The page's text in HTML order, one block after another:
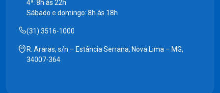
4ª: 8h às 22h
Sábado e domingo: 8h às 18h
(31) 3516-1000
R. Araras, s/n – Estância Serrana, Nova Lima – MG,
34007-364